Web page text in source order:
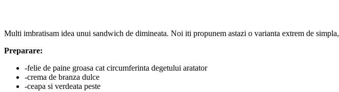
Multi imbratisam idea unui sandwich de dimineata. Noi iti propunem astazi o varianta extrem de
Preparare:
-felie de paine groasa cat circumferinta degetului aratator
-crema de branza dulce
-ceapa si verdeata peste